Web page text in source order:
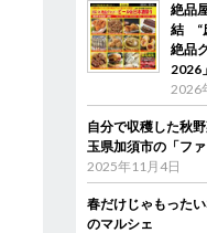
絶品
結 “
絶品
2026
2026
自分で収穫した秋
玉県加須市の「フ
2025年11月4日
春だけじゃもった
のマルシェ